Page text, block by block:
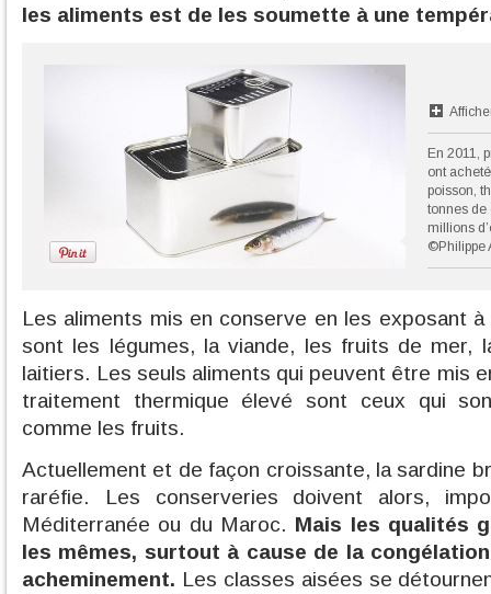
les aliments est de les soumette à une
En 2011,
ont
poisson,
tonnes de
millions
©Philippe
Les aliments mis en conserve en les exposant
sont les légumes, la viande, les fruits de mer,
laitiers. Les seuls aliments qui peuvent être mis
traitement thermique élevé sont ceux qui
comme les fruits.
Actuellement et de façon croissante, la sardine
raréfie. Les conserveries doivent alors,
Méditerranée ou du Maroc. Mais les qualités
les mêmes, surtout à cause de la
acheminement. Les classes aisées se